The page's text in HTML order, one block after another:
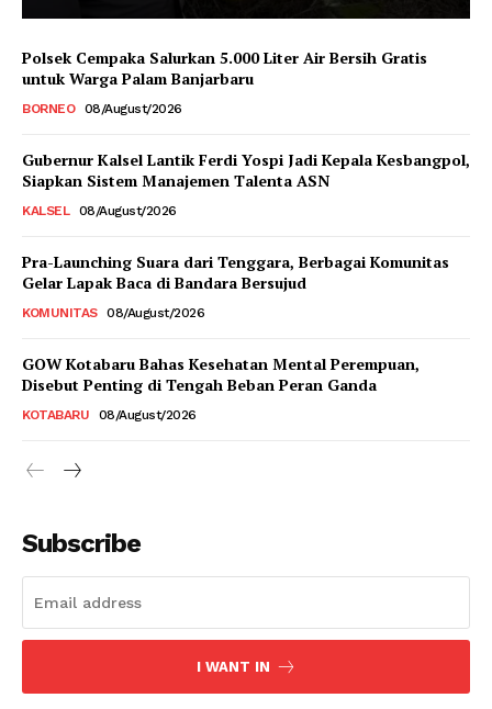
Polsek Cempaka Salurkan 5.000 Liter Air Bersih Gratis
untuk Warga Palam Banjarbaru
BORNEO 08/August/2026
Gubernur Kalsel Lantik Ferdi Yospi Jadi Kepala Kesbangpol,
Siapkan Sistem Manajemen Talenta ASN
KALSEL 08/August/2026
Pra-Launching Suara dari Tenggara, Berbagai Komunitas
Gelar Lapak Baca di Bandara Bersujud
KOMUNITAS 08/August/2026
GOW Kotabaru Bahas Kesehatan Mental Perempuan,
Disebut Penting di Tengah Beban Peran Ganda
KOTABARU 08/August/2026
Subscribe
I WANT IN